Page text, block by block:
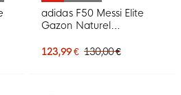
adidas F50 Messi Elite
Gazon Naturel
Enfants Blanc Bleu Clair
123,99 € 130,00 €